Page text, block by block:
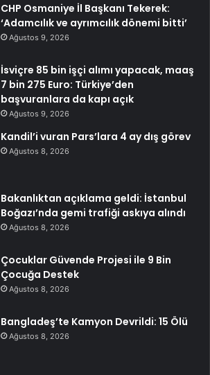
CHP Osmaniye İl Başkanı Tekerek:
‘Adamcılık ve ayrımcılık dönemi bitti’
Ağustos 9, 2026
İsviçre 85 bin işçi alımı yapacak, maaş
7 bin 275 Euro: Türkiye’den
başvuranlara da kapı açık
Ağustos 9, 2026
Kandil’i vuran Pars’lara 4 ay dış görev
Ağustos 8, 2026
Bakanlıktan açıklama geldi: İstanbul
Boğazı’nda gemi trafiği askıya alındı
Ağustos 8, 2026
Çocuklar Güvende Projesi ile 9 Bin
Çocuğa Destek
Ağustos 8, 2026
Bangladeş’te Kamyon Devrildi: 15 Ölü
Ağustos 8, 2026